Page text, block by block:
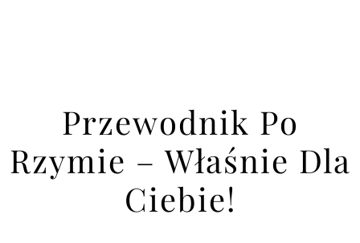
Przewodnik Po
Rzymie – Właśnie Dla
Ciebie!